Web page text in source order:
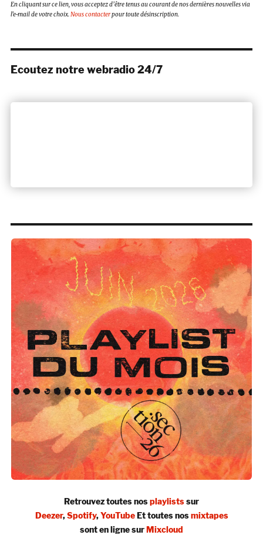
En cliquant sur ce lien, vous acceptez d’être tenus au courant de nos dernières nouvelles via
l’e-mail de votre choix.Nous contacterpour toute désinscription.
Ecoutez notre webradio 24/7
Retrouvez toutes nosplaylistssur
Deezer,Spotify,YouTubeEt toutes nosmixtapes
sont en ligne surMixcloud